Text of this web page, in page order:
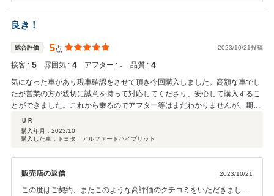
ます。 何かお困りの際はぜひお気軽にお立ち寄りください。 今後と
も、どうぞ宜しくお願い致します。
良き！
総合評価 5点 2023/10/21投稿
接客 : 5 雰囲気 : 4 アフター : ‐ 品質 : 4
気になった車があり現車確認をさせて頂き今回購入しました。高額な車でし
たが営業の方が親切に誠意を持って対応してくださり、安心して購入するこ
とができました。これから乗るのでアフター等はまだわかりませんが、期待
しています。またお願いしたいなと思えました。
ＵＲ
購入年月： 2023/10
購入した車：トヨタ アルファードハイブリッド
販売店の返信 2023/10/21
この度はご契約、またこのような高評価のクチコミをいただきまして